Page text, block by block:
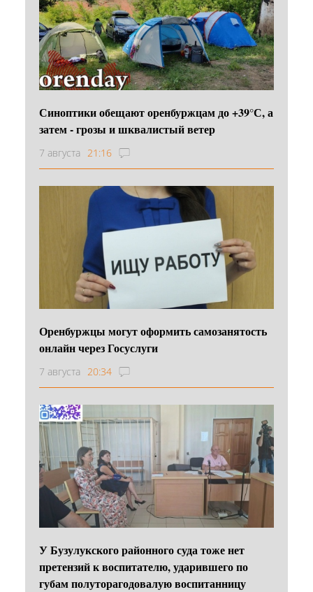
Синоптики обещают оренбуржцам до +39°С, а
затем - грозы и шквалистый ветер
7 августа 21:16
Оренбуржцы могут оформить самозанятость
онлайн через Госуслуги
7 августа 20:34
У Бузулукского районного суда тоже нет
претензий к воспитателю, ударившего по
губам полуторагодовалую воспитанницу